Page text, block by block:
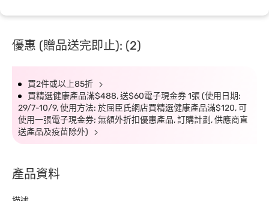
優惠 (贈品送完即止): (2)
買2件或以上85折
買精選健康產品滿$488, 送$60電子現金券 1張 (使用日期:
29/7-10/9, 使用方法: 於屈臣氏網店買精選健康產品滿$120, 可
使用一張電子現金券; 無額外折扣優惠產品, 訂購計劃, 供應商直
送產品及疫苗除外)
產品資料